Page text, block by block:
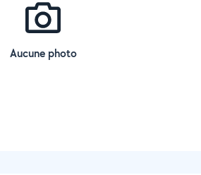
Aucune photo